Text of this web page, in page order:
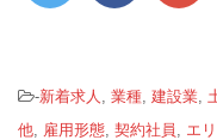
-新着求人 業種 建設業
他
雇用形態 契約社員 エ